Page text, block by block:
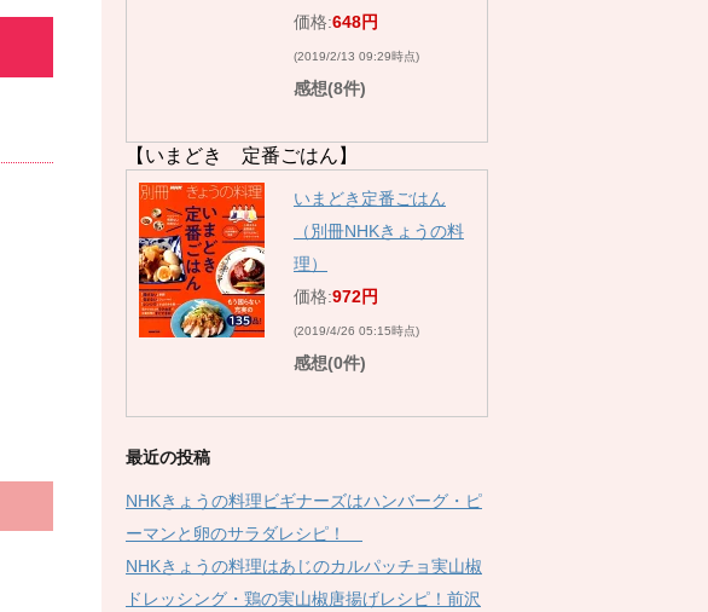
価格:648円
(2019/2/13 09:29時点)
感想(8件)
【いまどき 定番ごはん】
いまどき定番ごはん
（別冊NHKきょうの料
理）
価格:972円
(2019/4/26 05:15時点)
感想(0件)
最近の投稿
NHKきょうの料理ビギナーズはハンバーグ・ピ
ーマンと卵のサラダレシピ！
NHKきょうの料理はあじのカルパッチョ実山椒
ドレッシング・鶏の実山椒唐揚げレシピ！前沢